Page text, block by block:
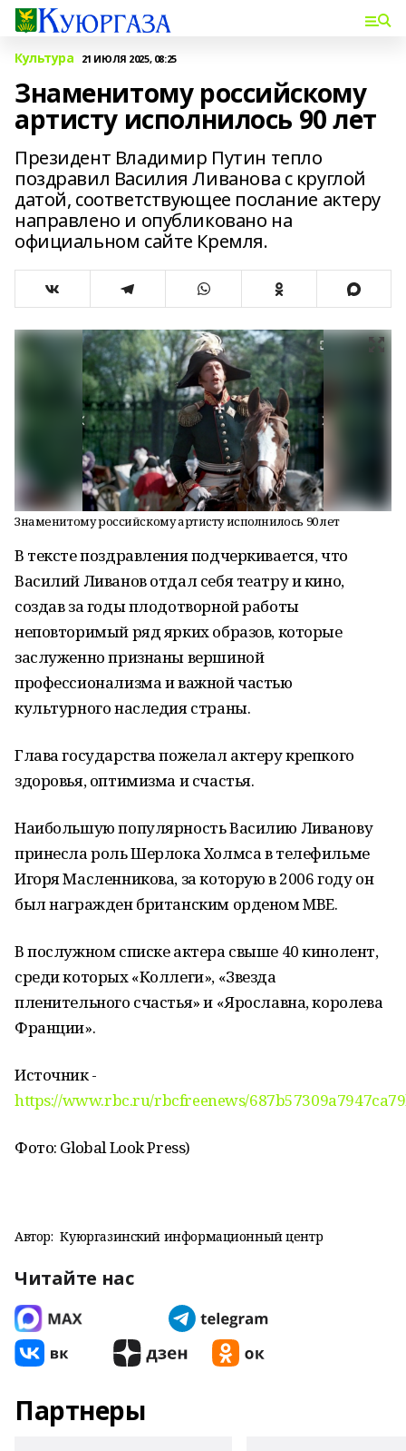
Культура 21 ИЮЛЯ 2025, 08:25
Знаменитому российскому
артисту исполнилось 90 лет
Президент Владимир Путин тепло
поздравил Василия Ливанова с круглой
датой, соответствующее послание актеру
направлено и опубликовано на
официальном сайте Кремля.
Знаменитому российскому артисту исполнилось 90 лет
В тексте поздравления подчеркивается, что
Василий Ливанов отдал себя театру и кино,
создав за годы плодотворной работы
неповторимый ряд ярких образов, которые
заслуженно признаны вершиной
профессионализма и важной частью
культурного наследия страны.
Глава государства пожелал актеру крепкого
здоровья, оптимизма и счастья.
Наибольшую популярность Василию Ливанову
принесла роль Шерлока Холмса в телефильме
Игоря Масленникова, за которую в 2006 году он
был награжден британским орденом MBE.
В послужном списке актера свыше 40 кинолент,
среди которых «Коллеги», «Звезда
пленительного счастья» и «Ярославна, королева
Франции».
Источник -
https://www.rbc.ru/rbcfreenews/
Фото: Global Look Press)
Автор: Куюргазинский информационный центр
Читайте нас
Партнеры